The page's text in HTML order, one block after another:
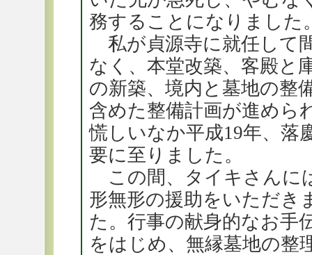
務することになりました
私が貞源寺に就任して
なく、本堂改築、客殿と
の新築、境内と墓地の整
含めた整備計画が進めら
慌しいなか平成19年、落
要に至りました。
この間、タイキさんに
形無形の援助をいただき
た。行事の献身的なお手
をはじめ、無縁墓地の整